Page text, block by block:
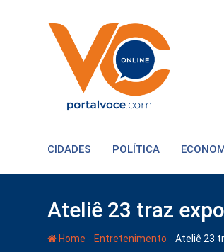
CIDADES POLÍTICA
Ateliê 23 traz
Home - Entretenimento - Ateliê 23